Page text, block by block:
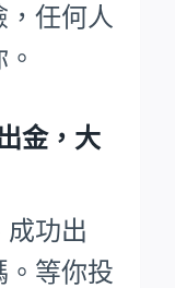
任何人
金，大
成功出
。等你投